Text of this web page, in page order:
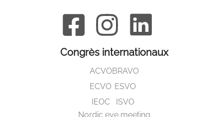
Congrès internationaux
ACVO
ECVO
IEOC
BRAVO
ESVO
ISVO
Nordic eye meeting